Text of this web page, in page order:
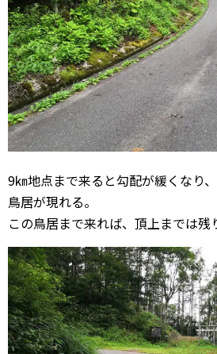
9㎞地点まで来ると勾配が緩くなり
鳥居が現れる。
この鳥居まで来れば、頂上までは残